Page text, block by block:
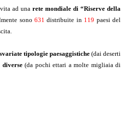
ad una rete mondiale di “Riserve della
sono 631 distribuite in 119 paesi del
tipologie paesaggistiche(dai deserti
(da pochi ettari a molte migliaia di